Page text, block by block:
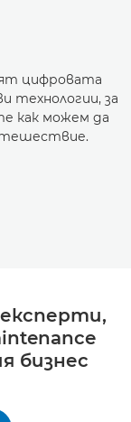
цифровата
технологии, за
как можем да
бизнес